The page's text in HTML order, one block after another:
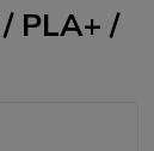
PLA+ /